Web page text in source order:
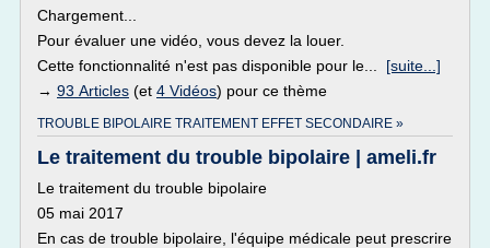
Chargement...
Pour évaluer une vidéo, vous devez la louer.
Cette fonctionnalité n'est pas disponible pour le... [suite...]
→ 93 Articles (et 4 Vidéos) pour ce thème
TROUBLE BIPOLAIRE TRAITEMENT EFFET SECONDAIRE »
Le traitement du trouble bipolaire | ameli.fr
Le traitement du trouble bipolaire
05 mai 2017
En cas de trouble bipolaire, l'équipe médicale peut prescrire